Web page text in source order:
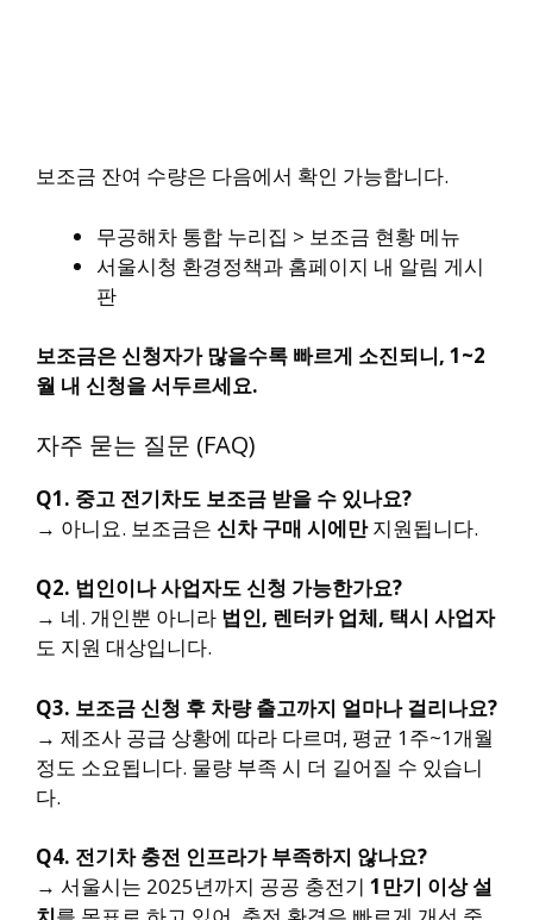
보조금 잔여 수량은 다음에서 확인 가능합니다.
무공해차 통합 누리집 > 보조금 현황 메뉴
서울시청 환경정책과 홈페이지 내 알림 게시
판
보조금은 신청자가 많을수록 빠르게 소진되니, 1~2
월 내 신청을 서두르세요.
자주 묻는 질문 (FAQ)
Q1. 중고 전기차도 보조금 받을 수 있나요?
→ 아니요. 보조금은 신차 구매 시에만 지원됩니다.
Q2. 법인이나 사업자도 신청 가능한가요?
→ 네. 개인뿐 아니라 법인, 렌터카 업체, 택시 사업자
도 지원 대상입니다.
Q3. 보조금 신청 후 차량 출고까지 얼마나 걸리나요?
→ 제조사 공급 상황에 따라 다르며, 평균 1주~1개월
정도 소요됩니다. 물량 부족 시 더 길어질 수 있습니
다.
Q4. 전기차 충전 인프라가 부족하지 않나요?
→ 서울시는 2025년까지 공공 충전기 1만기 이상 설